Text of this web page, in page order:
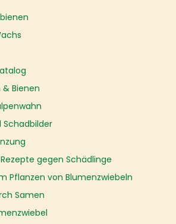
Bienen
Schadbilder
gegen Schädlinge
Pflanzen von Blumenzwiebeln
Samen